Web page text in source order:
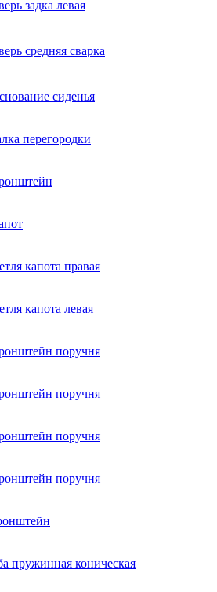
задка левая
средняя сварка
сиденья
перегородки
капота правая
капота левая
поручня
поручня
поручня
поручня
пружинная коническая